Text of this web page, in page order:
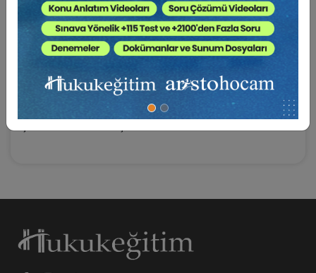
bulunan ve işletmenin kazancı üzerinde doğrudan etki
eden kişilerin tümünü ifade eder.2 Bu açıdan müşteri
çevresi, işletmenin ekonomik değerinin
belirlenmesinde ayrıca değerlendirilmesi gereken
önemli bir malvarlığı unsurudur.3 Nitekim TTK m.
11/3’te, ticari işletmenin malvarlığı unsurları arasında,
müşteri çevresini de kapsayan4 işletme değeri açık bir